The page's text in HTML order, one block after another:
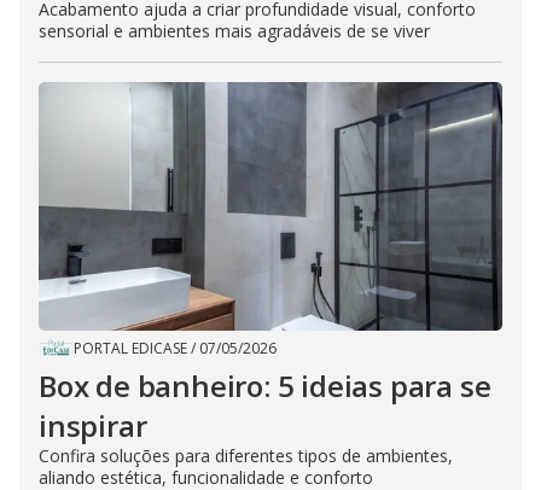
Acabamento ajuda a criar profundidade visual, conforto
sensorial e ambientes mais agradáveis de se viver
PORTAL EDICASE/ 07/05/2026
Box de banheiro: 5 ideias para se
inspirar
Confira soluções para diferentes tipos de ambientes,
aliando estética, funcionalidade e conforto